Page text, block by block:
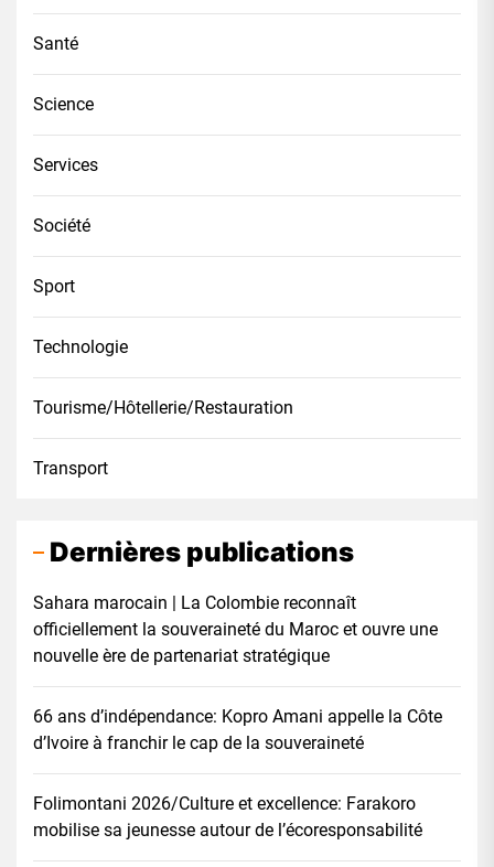
Santé
Science
Services
Société
Sport
Technologie
Tourisme/Hôtellerie/Restauration
Transport
Dernières publications
Sahara marocain | La Colombie reconnaît
officiellement la souveraineté du Maroc et ouvre une
nouvelle ère de partenariat stratégique
66 ans d’indépendance: Kopro Amani appelle la Côte
d’Ivoire à franchir le cap de la souveraineté
Folimontani 2026/Culture et excellence: Farakoro
mobilise sa jeunesse autour de l’écoresponsabilité